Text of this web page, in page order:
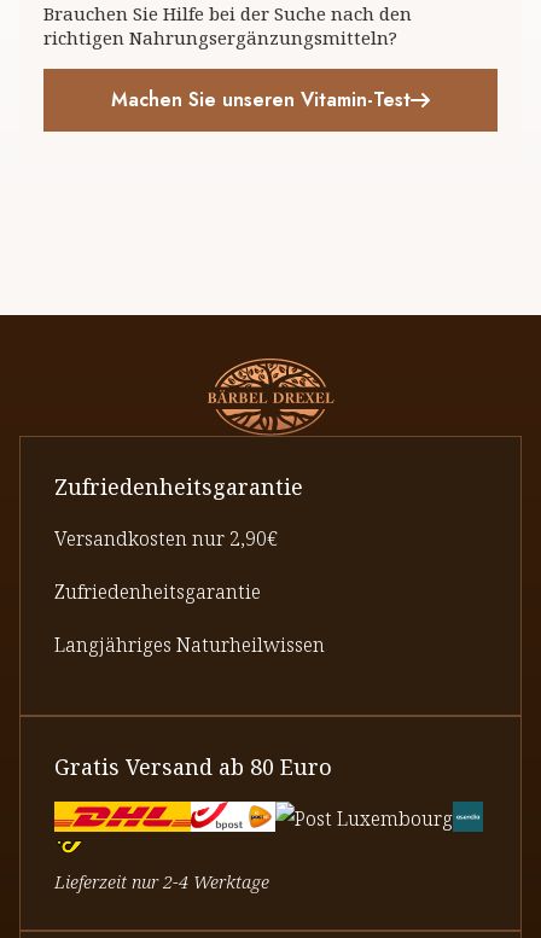
Brauchen Sie Hilfe bei der Suche nach den
richtigen Nahrungsergänzungsmitteln?
Machen Sie unseren Vitamin-Test
Zufriedenheitsgarantie
Versandkosten nur 2,90€
Zufriedenheitsgarantie
Langjähriges Naturheilwissen
Gratis Versand ab 80 Euro
Lieferzeit nur 2-4 Werktage